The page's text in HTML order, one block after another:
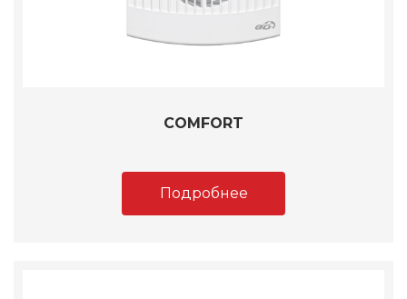
COMFORT
Подробнее